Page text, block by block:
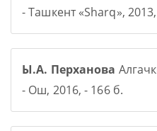
- Ташкент «Sharq»,
Ы.А. Перханова
- Ош, 2016, - 166 б.